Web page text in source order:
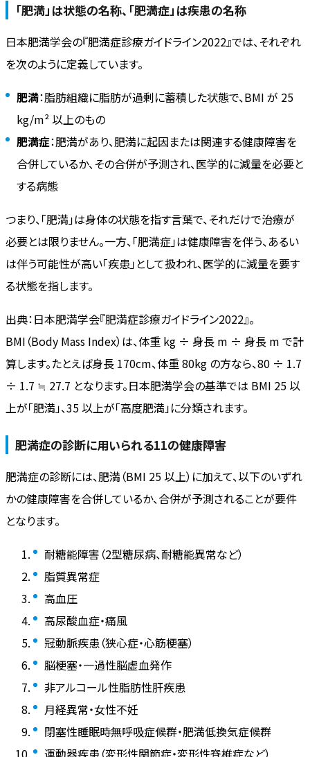
「肥満」は状態の名称、「肥満症」は疾患の名称
日本肥満学会の『肥満症診療ガイドライン2022』では、それぞれ
を次のように定義しています。
肥満：脂肪組織に脂肪が過剰に蓄積した状態で、BMI が 25
kg/m² 以上のもの
肥満症：肥満があり、肥満に起因または関連する健康障害を
合併しているか、その合併が予測され、医学的に減量を必要と
する病態
つまり、「肥満」は身体の状態を指す言葉で、それだけで治療が
必要とは限りません。一方、「肥満症」は健康障害を伴う、あるい
は伴う可能性が高い「疾患」として扱われ、医学的に減量を要す
る状態を指します。
出典：日本肥満学会『肥満症診療ガイドライン2022』。
BMI（Body Mass Index）は、体重 kg ÷ 身長 m ÷ 身長 m で計
算します。たとえば身長 170cm、体重 80kg の方なら、80 ÷ 1.7
÷ 1.7 ≒ 27.7 となります。日本肥満学会の基準では BMI 25 以
上が「肥満」、35 以上が「高度肥満」に分類されます。
肥満症の診断に用いられる11の健康障害
肥満症の診断には、肥満（BMI 25 以上）に加えて、以下のいずれ
かの健康障害を合併しているか、合併が予測されることが要件
となります。
耐糖能障害（2型糖尿病、耐糖能異常など）
脂質異常症
高血圧
高尿酸血症・痛風
冠動脈疾患（狭心症・心筋梗塞）
脳梗塞・一過性脳虚血発作
非アルコール性脂肪性肝疾患
月経異常・女性不妊
閉塞性睡眠時無呼吸症候群・肥満低換気症候群
運動器疾患（変形性関節症・変形性脊椎症など）